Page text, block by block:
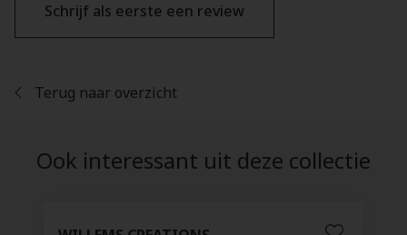
Schrijf als eerste een review
Terug naar overzicht
Ook interessant uit deze collectie